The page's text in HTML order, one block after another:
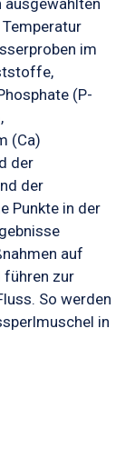
ausgewählten
im
(P-
(Ca)
der
der
Punkte in der
auf
führen zur
So werden
in